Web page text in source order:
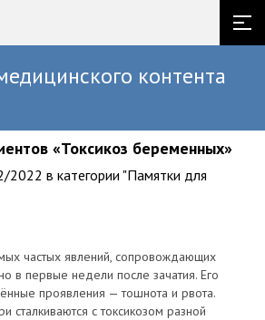
контента
«Токсикоз беременных»
в категории "Памятки для
частых явлений, сопровождающих
в первые недели после зачатия. Его
проявления — тошнота и рвота.
сталкиваются с токсикозом разной